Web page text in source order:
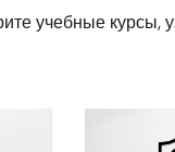
учебные курсы,